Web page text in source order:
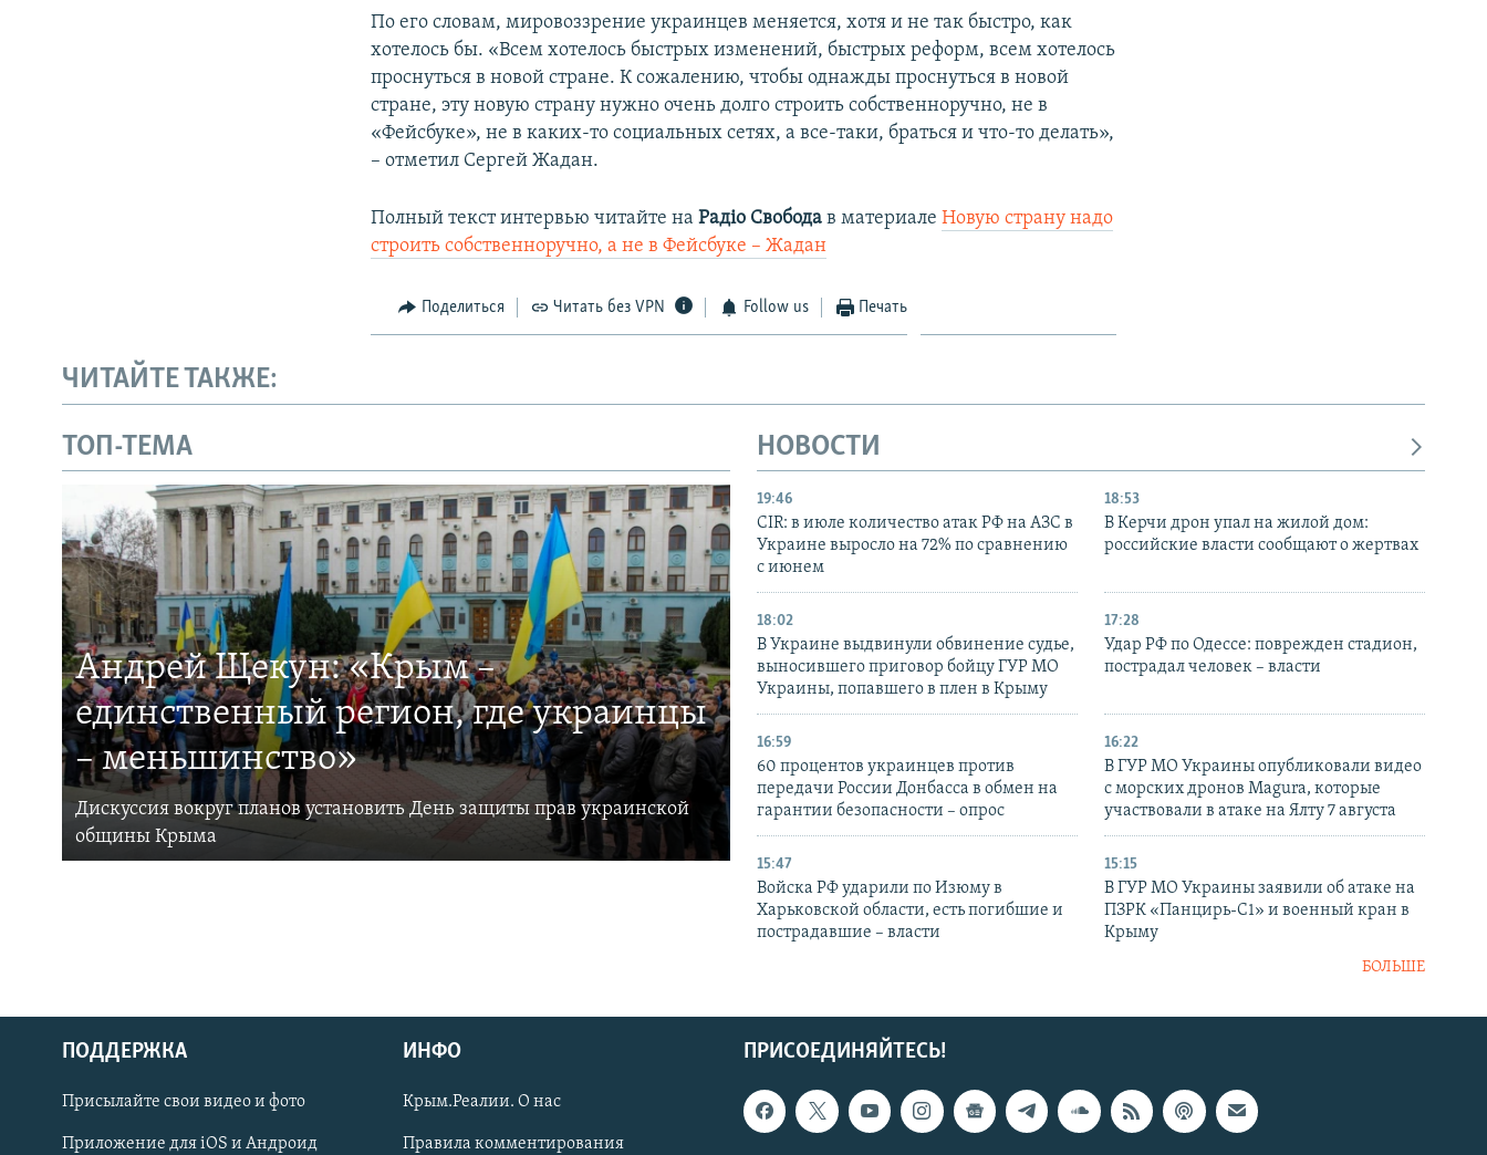
Українською
Qırımtatar
По его словам, мировоззрение украинцев меняется, хотя и не так быстро, как
хотелось бы. «Всем хотелось быстрых изменений, быстрых реформ, всем хотелось
проснуться в новой стране. К сожалению, чтобы однажды проснуться в новой
стране, эту новую страну нужно очень долго строить собственноручно, не в
«Фейсбуке», не в каких-то социальных сетях, а все-таки, браться и что-то делать»,
– отметил Сергей Жадан.
Полный текст интервью читайте наРадіо Свобода в материалеНовую страну надо
строить собственноручно, а не в Фейсбуке – Жадан
Поделиться Читать без VPN Follow us Печать
ЧИТАЙТЕ ТАКЖЕ:
ТОП-ТЕМА
Андрей Щекун: «Крым –
единственный регион, где украинцы
– меньшинство»
Дискуссия вокруг планов установить День защиты прав украинской
общины Крыма
НОВОСТИ
19:46
CIR: в июле количество атак РФ на АЗС в
Украине выросло на 72% по сравнению
с июнем
18:53
В Керчи дрон упал на жилой дом:
российские власти сообщают о жертвах
18:02
В Украине выдвинули обвинение судье,
выносившего приговор бойцу ГУР МО
Украины, попавшего в плен в Крыму
17:28
Удар РФ по Одессе: поврежден стадион,
пострадал человек – власти
16:59
60 процентов украинцев против
передачи России Донбасса в обмен на
гарантии безопасности – опрос
16:22
В ГУР МО Украины опубликовали видео
с морских дронов Magura, которые
участвовали в атаке на Ялту 7 августа
15:47
Войска РФ ударили по Изюму в
Харьковской области, есть погибшие и
пострадавшие – власти
15:15
В ГУР МО Украины заявили об атаке на
ПЗРК «Панцирь-С1» и военный кран в
Крыму
БОЛЬШЕ
ПРИСОЕДИНЯЙТЕСЬ!
ПОДДЕРЖКА
Присылайте свои видео и фото
Приложение для iOS и Андроид
ИНФО
Крым.Реалии. О нас
Правила комментирования